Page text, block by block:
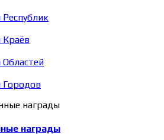
Краёв
Городов
награды